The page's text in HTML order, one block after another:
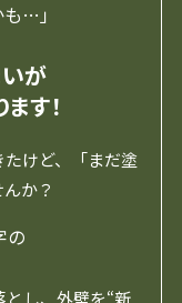
…」
が
す！
けど、「まだ塗
か？
の
し、外壁を“新